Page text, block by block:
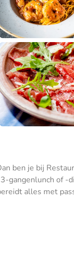
ben je bij
gangenlunch of -
alles met